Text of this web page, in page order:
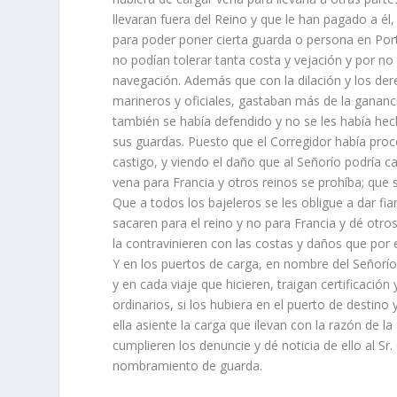
llevaran fuera del Reino y que le han pagado a
para poder poner cierta guarda o persona en
no podían tolerar tanta costa y vejación y por
navegación. Además que con la dilación y los
marineros y oficiales, gastaban más de la
también se había defendido y no se les había
sus guardas. Puesto que el Corregidor había
castigo, y viendo el daño que al Señorío podría
vena para Francia y otros reinos se prohíba;
Que a todos los bajeleros se les obligue a dar
sacaren para el reino y no para Francia y dé
la contravinieren con las costas y daños que por
Y en los puertos de carga, en nombre del
y en cada viaje que hicieren, traigan
ordinarios, si los hubiera en el puerto de
ella asiente la carga que ilevan con la razón de
cumplieren los denuncie y dé noticia de ello al
nombramiento de guarda.